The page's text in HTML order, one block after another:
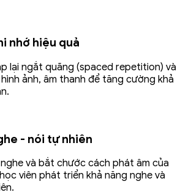
nhớ hiệu quả
lại ngắt quãng (spaced repetition) và
ảnh, âm thanh để tăng cường khả
- nói tự nhiên
và bắt chước cách phát âm của
viên phát triển khả năng nghe và